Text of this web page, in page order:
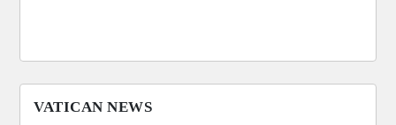
VATICAN NEWS